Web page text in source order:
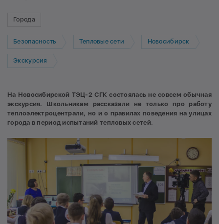
Города
Безопасность Тепловые сети Новосибирск
Экскурсия
На Новосибирской ТЭЦ-2 СГК состоялась не совсем обычная
экскурсия. Школьникам рассказали не только про работу
теплоэлектроцентрали, но и о правилах поведения на улицах
города в период испытаний тепловых сетей.